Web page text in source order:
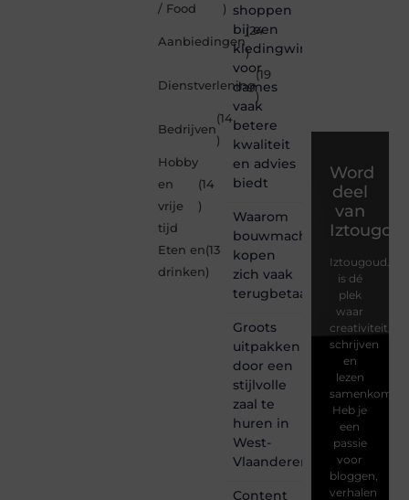
/ Food
)
Aanbiedingen
(24
)
Dienstverlening
(19
)
Bedrijven
(14
)
Hobby
en
vrije
tijd
(14
)
Eten en
drinken
(13
)
shoppen
bij een
kledingwinkel
voor
dames
vaak
betere
kwaliteit
en advies
biedt
Waarom
bouwmachines
kopen
zich vaak
terugbetaalt
Groots
uitpakken
door een
stijlvolle
zaal te
huren in
West-
Vlaanderen
Content
Word
deel
van
Iztougoud.be
is dé
plek
waar
creativiteit,
schrijven
en
lezen
samenkomen.
Heb je
een
passie
voor
bloggen,
verhalen